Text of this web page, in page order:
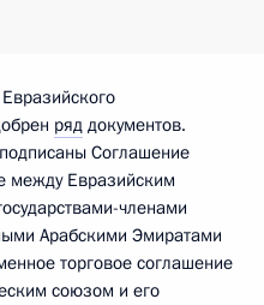
ряд документов.
Соглашение
между Евразийским
членами
Арабскими Эмиратами
торговое соглашение
союзом и его